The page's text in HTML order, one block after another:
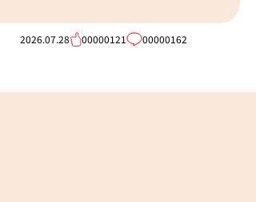
2026.07.28 00000121 00000162